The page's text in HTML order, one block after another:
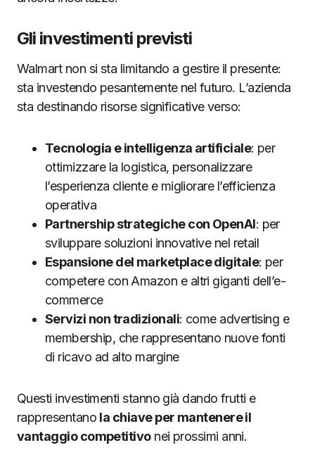
Gli investimenti previsti
Walmart non si sta limitando a gestire il presente:
sta investendo pesantemente nel futuro. L’azienda
sta destinando risorse significative verso:
Tecnologia e intelligenza artificiale: per
ottimizzare la logistica, personalizzare
l’esperienza cliente e migliorare l’efficienza
operativa
Partnership strategiche con OpenAI: per
sviluppare soluzioni innovative nel retail
Espansione del marketplace digitale: per
competere con Amazon e altri giganti dell’e-
commerce
Servizi non tradizionali: come advertising e
membership, che rappresentano nuove fonti
di ricavo ad alto margine
Questi investimenti stanno già dando frutti e
rappresentano la chiave per mantenere il
vantaggio competitivonei prossimi anni.